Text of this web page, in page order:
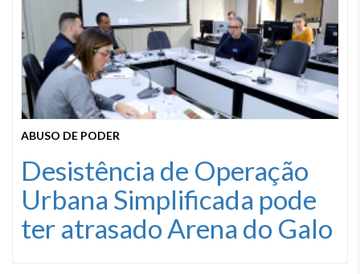
ABUSO DE PODER
Desistência de Operação
Urbana Simplificada pode
ter atrasado Arena do Galo